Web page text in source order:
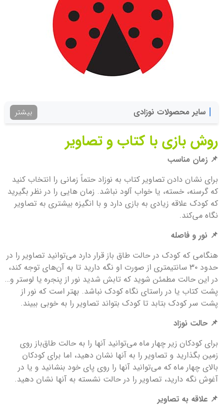
سایر محصولات نوزادی بیشتر
روش بازی با کتاب و تصاویر
📌 زمان مناسب
برای نشان دادن تصاویر کتاب به نوزاد حتماً زمانی را انتخاب کنید
که گرسنه، خسته، یا خواب آلود نباشد. زمان هایی را در نظر بگیرید
که کودک علاقه زیادی به بازی دارد و با انگیزه بیشتری به تصاویر
نگاه می‌کند.
📌 نور و فاصله
هنگامی که کودک در حالت طاق باز قرار دارد می‌توانید تصاویر را در
حدود ۳۰ سانتیمتری از صورت او نگه دارید تا به آن‌های توجه کند،‌
در این حالت مطمئن شوید که تابش شدید نور از پنجره یا لوستر و…
پشت کتاب یا در راستای نگاه کودک نباشد. بهتر است که نور از
پشت سر کودک بتابد تا کودک بتواند تصاویر را به خوبی ببیند.
📌 حالت نوزاد
برای کودکان زیر چهار ماه می‌توانید آنها را به حالت طاق‌باز روی
زمین بگذارید و تصاویر را به آنها نشان دهید، اما برای کودکان
بالای چهار ماه که می‌توانید آنها را روی پای خود بنشانید و یا در
آغوش نگه دارید، تصاویر را در حالت نشسته به آنها نشان دهید.
📌 علاقه به تصاوير